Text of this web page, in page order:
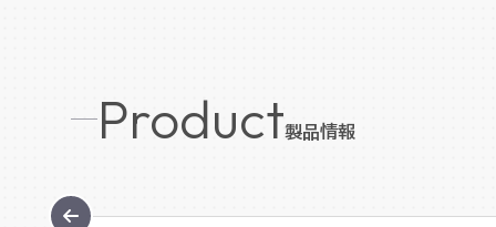
Product製品情報